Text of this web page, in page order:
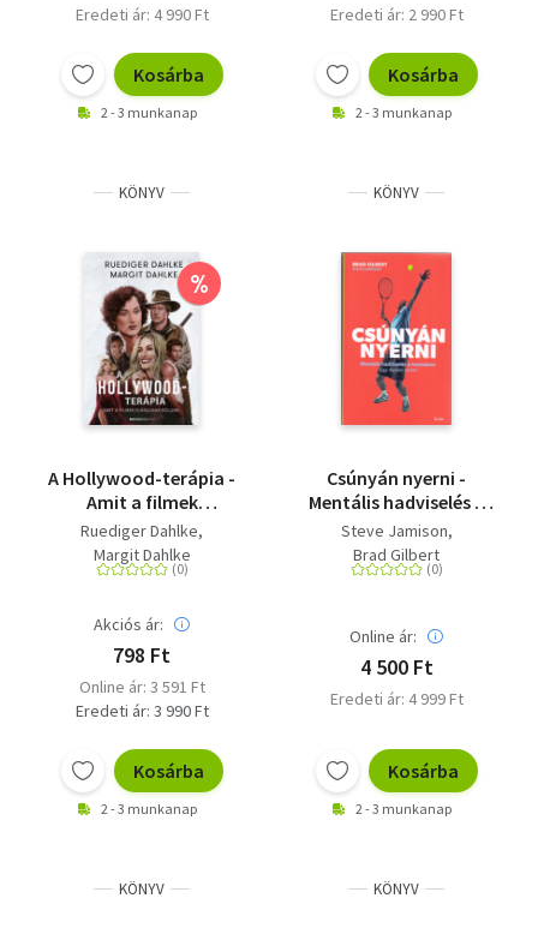
Eredeti ár: 4 990 Ft
Kosárba
2 - 3 munkanap
Eredeti ár: 2 990 Ft
Kosárba
2 - 3 munkanap
KÖNYV
%
A Hollywood-terápia -
Amit a filmek
elárulnak rólunk
Ruediger Dahlke
Margit Dahlke
Akciós ár:
798 Ft
Online ár: 3 591 Ft
Eredeti ár: 3 990 Ft
Kosárba
2 - 3 munkanap
KÖNYV
Csúnyán nyerni -
Mentális hadviselés a
teniszben
Steve Jamison
Brad Gilbert
Online ár:
4 500 Ft
Eredeti ár: 4 999 Ft
Kosárba
2 - 3 munkanap
KÖNYV KÖNYV